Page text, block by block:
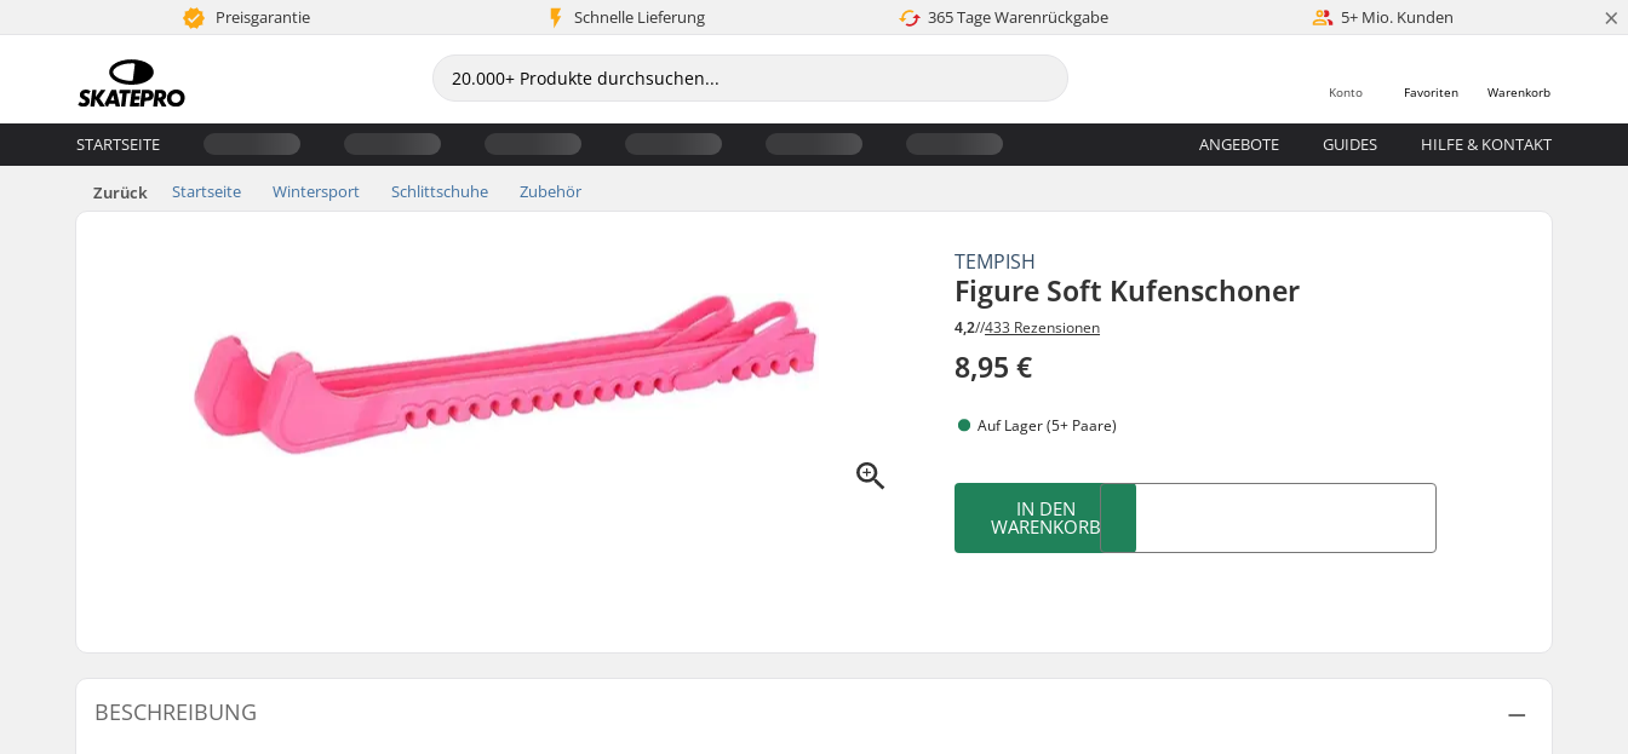
Preisgarantie Schnelle Lieferung 365 Tage Warenrückgabe 5+ Mio. Kunden ×
Warenkorb
Favoriten
Konto
STARTSEITE ANGEBOTE GUIDES HILFE & KONTAKT
Zurück Startseite Wintersport Schlittschuhe Zubehör
TEMPISH
Figure Soft Kufenschoner
4,2//433 Rezensionen
8,95 €
Auf Lager (5+ Paare)
IN DEN
WARENKORB
BESCHREIBUNG